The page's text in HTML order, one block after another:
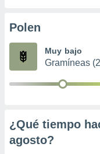
e
mediante
de
Polen
Muy bajo
Gramíneas
¿Qué tiempo
agosto?